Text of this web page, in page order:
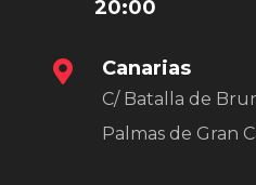
20:00
Canarias
C/ Batalla de
Palmas de Gran